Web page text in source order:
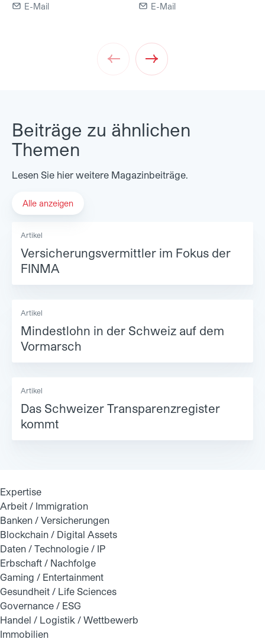
E-Mail
E-Mail
Next
Beiträge zu ähnlichen
Themen
Lesen Sie hier weitere Magazinbeiträge.
Alle anzeigen
Artikel
Versicherungsvermittler im Fokus der
FINMA
Artikel
Mindestlohn in der Schweiz auf dem
Vormarsch
Artikel
Das Schweizer Transparenzregister
kommt
Expertise
Arbeit / Immigration
Banken / Versicherungen
Blockchain / Digital Assets
Daten / Technologie / IP
Erbschaft / Nachfolge
Gaming / Entertainment
Gesundheit / Life Sciences
Governance / ESG
Handel / Logistik / Wettbewerb
Immobilien